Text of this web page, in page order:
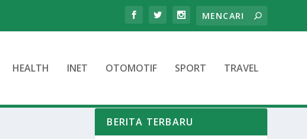
HEALTH INET OTOMOTIF SPORT TRAVEL
BERITA TERBARU